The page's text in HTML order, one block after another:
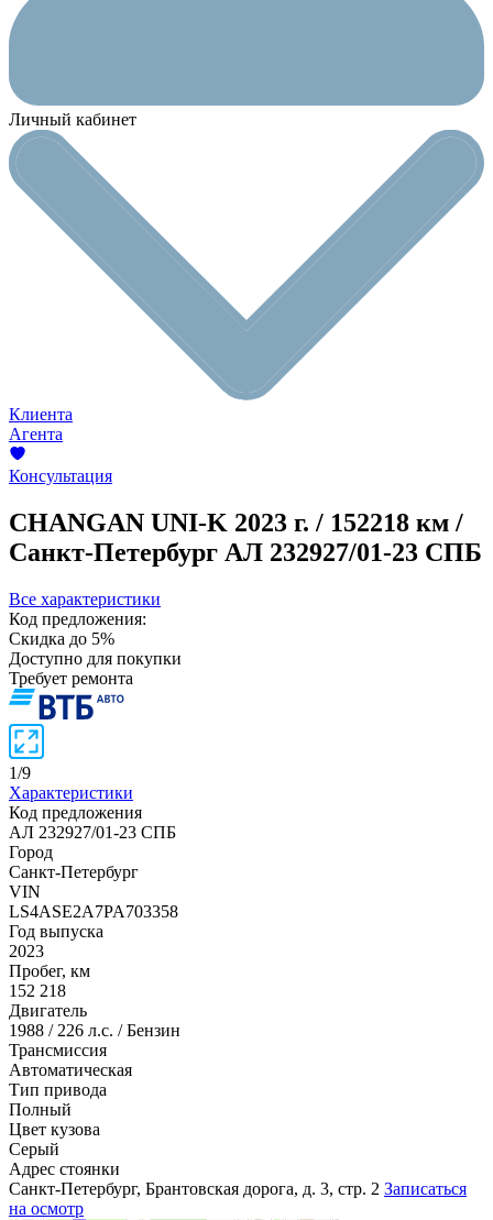
Личный кабинет
Клиента
Агента
Консультация
CHANGAN UNI-K 2023 г. / 152218 км /
Санкт-Петербург АЛ 232927/01-23 СПБ
Все характеристики
Код предложения:
Скидка до 5%
Доступно для покупки
Требует ремонта
1/9
Характеристики
Код предложения
АЛ 232927/01-23 СПБ
Город
Санкт-Петербург
VIN
LS4ASE2A7PA703358
Год выпуска
2023
Пробег, км
152 218
Двигатель
1988 / 226 л.с. / Бензин
Трансмиссия
Автоматическая
Тип привода
Полный
Цвет кузова
Серый
Адрес стоянки
Санкт-Петербург, Брантовская дорога, д. 3, стр. 2 Записаться
на осмотр